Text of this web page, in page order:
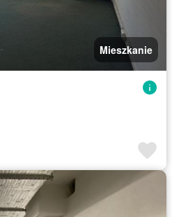
Mieszkanie